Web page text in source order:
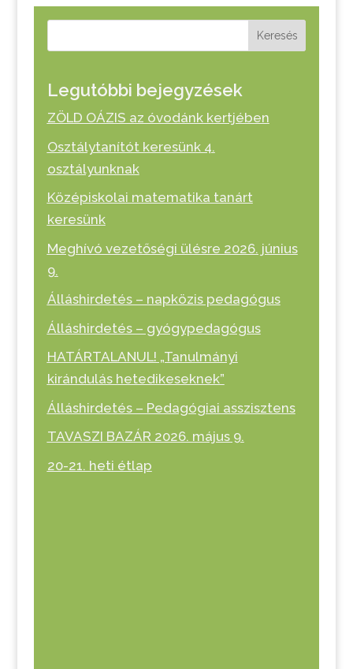
Keresés
Legutóbbi bejegyzések
ZÖLD OÁZIS az óvodánk kertjében
Osztálytanítót keresünk 4.
osztályunknak
Középiskolai matematika tanárt
keresünk
Meghívó vezetőségi ülésre 2026. június
9.
Álláshirdetés – napközis pedagógus
Álláshirdetés – gyógypedagógus
HATÁRTALANUL! „Tanulmányi
kirándulás hetedikeseknek”
Álláshirdetés – Pedagógiai asszisztens
TAVASZI BAZÁR 2026. május 9.
20-21. heti étlap